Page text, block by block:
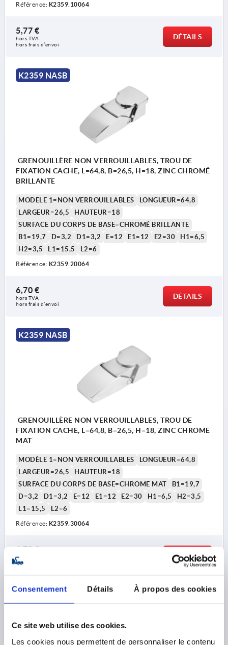
Consentement Détails À propos des cookies
Ce site web utilise des cookies.
Les cookies nous permettent de personnaliser le contenu
Référence: K2359.10064
5,77 €
hors TVA
hors frais d’envoi
DÉTAILS
K2359 NASB
GRENOUILLÈRE NON VERROUILLABLES, TROU DE
FIXATION CACHE, L=64,8, B=26,5, H=18, ZINC CHROMÉ
BRILLANTE
MODÈLE 1=NON VERROUILLABLES
LONGUEUR=64,8
LARGEUR=26,5
HAUTEUR=18
SURFACE DU CORPS DE BASE=CHROMÉ BRILLANTE
B1=19,7
D=3,2 D1=3,2 E=12 E1=12 E2=30
H1=6,5
H2=3,5
L1=15,5 L2=6
Référence: K2359.20064
6,70 €
hors TVA
hors frais d’envoi
DÉTAILS
K2359 NASB
GRENOUILLÈRE NON VERROUILLABLES, TROU DE
FIXATION CACHE, L=64,8, B=26,5, H=18, ZINC CHROMÉ
MAT
MODÈLE 1=NON VERROUILLABLES
LONGUEUR=64,8
LARGEUR=26,5
HAUTEUR=18
SURFACE DU CORPS DE BASE=CHROMÉ MAT
B1=19,7
D=3,2
D1=3,2 E=12 E1=12 E2=30 H1=6,5
H2=3,5
L1=15,5
L2=6
Référence: K2359.30064
6,70 €
hors TVA
hors frais d’envoi
DÉTAILS
K2359 NASB